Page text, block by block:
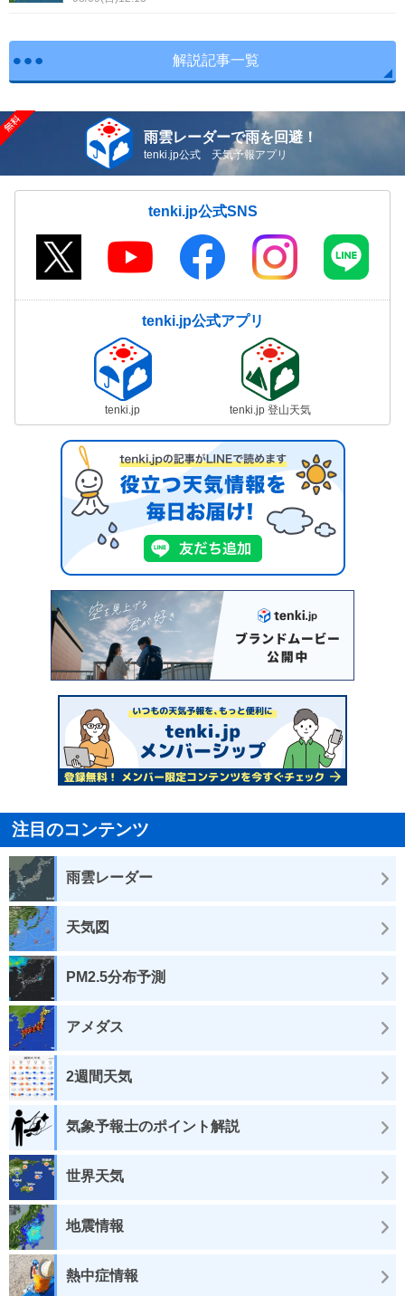
解説記事一覧
雨雲レーダーで雨を回避！
tenki.jp公式 天気予報アプリ
tenki.jp公式SNS
tenki.jp公式アプリ
tenki.jp tenki.jp 登山天気
注目のコンテンツ
雨雲レーダー
天気図
PM2.5分布予測
アメダス
2週間天気
気象予報士のポイント解説
世界天気
地震情報
熱中症情報